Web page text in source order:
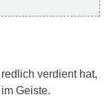
verdient hat,
Geiste.